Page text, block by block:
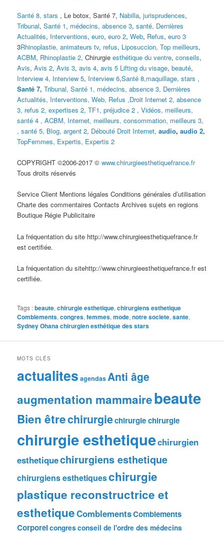
Santé 8, stars , Le botox, Santé 7, Nabilla,jurisprudences,
Tribunal,Santé 1, médecins, absence 3,santé, Dernières
Actualités, Interventions,euro,euro 2,Web, Refus, euro 3
3Rhinoplastie, animateurs tv, refus, Liposuccion,Top meilleurs,
ACBM, Rhinoplastie 2, Chirurgieesthétique du ventre,conseils,
Avis,Avis 2,Avis 3,avis 4, avis 5 Lifting du visage, beauté,
Interview 4, Interview 5, Interview 6,Santé 8,maquillage,stars ,
Santé 7, Tribunal, Santé 1, médecins,absence 3, Dernières
Actualités, Interventions,Web, Refus ,Droit Internet 2,absence
3, refus 2,expertises 2,TF1,préjudice 2 ,Vidéos, meilleurs,
santé 4 ,ACBM, Internet, meilleurs,consommation, meilleurs 3,
, santé 5, Blog, argent 2, Débouté Droit Internet,audio, audio 2,
TopFemmes, Expertis, Expertis 2
COPYRIGHT ©2006-2017 ©www.chirurgieesthetiquefrance.fr
Tous droits réservés
Service Client Mentions légales Conditions générales d’utilisation
Charte des commentaires Contacts Archives sujets en regions
Boutique Régie Publicitaire
La fréquentation du site http://www.chirurgieesthetiquefrance.fr
est certifiée.
La fréquentation du sitehttp://www.chirurgieesthetiquefrance.fr est
certifiée.
Tags :beaute,chirurgie esthetique,chirurgiens esthetique
Comblements,congres,femmes,mode,notre societe,sante,
Sydney Ohana chirurgien esthétique des stars
MOTS CLÉS
actualites agendasAnti âge
augmentation mammairebeaute
Bien êtrechirurgiechirurgie chirurgie
chirurgie esthetiquechirurgien
esthetiquechirurgiens esthetique
chirurgiens esthetiqueschirurgie
plastique reconstructrice et
esthetiqueComblementsComblements
Corporelcongresconseil de l'ordre des médecins